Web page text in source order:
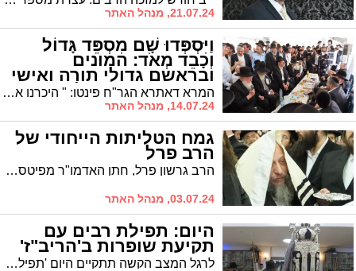
21.07.24, מנהל האתר
וַיִּסְפְּדוּ שָׁם מִסְפֵּד גָּדוֹל
וְכָבֵד מְאֹד: המונים
ובראשם גדולי תורה ואישי
ציבור בניחום אבלים בבית
משפחת הגר"י דרעי זצ"ל
המרא דאתרא הגר"ח פינטו: " היכרנו את רבי יהודה בצדקתו, בתורתו ובגדולתו"
14.07.24, מנהל האתר
גמח הטליתות הייחודי של
הרב פרל
הרב גרשון פרל, חתן האדמו"ר מפיטסבורג זצ"ל, מפעיל גמ"ח ייחודי: כיבוס טליתות כך שיבהיקו בלובנן. "עשה לך טלית נאה", הוא אומר
03.07.24, מנהל האתר
היום: תפילת רבים עם
תקיעת שופרות ב'הריב"ז'
לרגל המצב הקשה תתקיים היום 'תפילת רבים' בבית הכנסת הריב"ז. הציבור מוזמן